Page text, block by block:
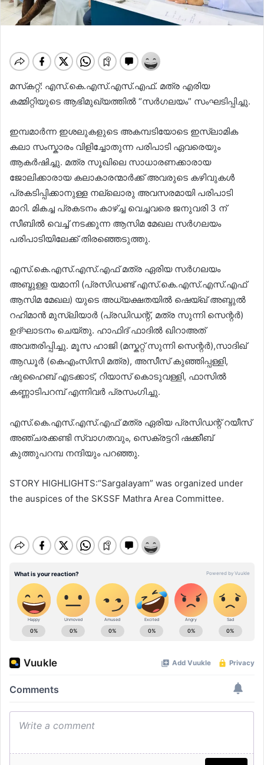
മസ്‌കറ്റ്: എസ്.കെ.എസ്.എസ്.എഫ്. മത്ര എരിയ
കമ്മിറ്റിയുടെ ആഭിമുഖ്യത്തിൽ “സർഗലയം” സംഘടിപ്പിച്ചു.
ഇമ്പമാർന്ന ഇശലുകളുടെ അകമ്പടിയോടെ ഇസ്ലാമിക
കലാ സംസ്കാരം വിളിച്ചോതുന്ന പരിപാടി ഏവരെയും
ആകർഷിച്ചു. മത്ര സൂഖിലെ സാധാരണക്കാരായ
ജോലിക്കാരായ കലാകാരന്മാർക്ക് അവരുടെ കഴിവുകൾ
പ്രകടിപ്പിക്കാനുള്ള നല്ലൊരു അവസരമായി പരിപാടി
മാറി. മികച്ച പ്രകടനം കാഴ്ച്ച വെച്ചവരെ ജനുവരി 3 ന്
സീബിൽ വെച്ച് നടക്കുന്ന ആസിമ മേഖല സർഗലയം
പരിപാടിയിലേക്ക് തിരഞ്ഞെടുത്തു.
എസ്.കെ.എസ്.എസ്.എഫ് മത്ര ഏരിയ സർഗലയം
അബ്ദുള്ള യമാനി (പ്രസിഡണ്ട് എസ്.കെ.എസ്.എസ്.എഫ്
ആസിമ മേഖല) യുടെ അധ്യക്ഷതയിൽ ഷെയ്ഖ് അബ്ദുൽ
റഹിമാൻ മുസ്ലിയാർ (പ്രഡിഡന്റ്, മത്ര സുന്നി സെന്റർ)
ഉദ്ഘാടനം ചെയ്തു. ഹാഫിദ് ഫാദിൽ ഖിറാഅത്
അവതരിപ്പിച്ചു. മൂസ ഹാജി (മസ്കറ്റ് സുന്നി സെന്റർ),സാദിഖ്
ആഡൂർ (കെഎംസിസി മത്ര), അസീസ് കുഞ്ഞിപ്പള്ളി,
ഷുഹൈബ് എടക്കാട്, റിയാസ് കൊടുവള്ളി, ഫാസിൽ
കണ്ണാടിപറമ്പ് എന്നിവർ പ്രസംഗിച്ചു.
എസ്.കെ.എസ്.എസ്.എഫ് മത്ര ഏരിയ പ്രസിഡന്റ് റയീസ്
അഞ്ചരക്കണ്ടി സ്വാഗതവും, സെക്രട്ടറി ഷക്കീബ്
കുത്തുപറമ്പ നന്ദിയും പറഞ്ഞു.
STORY HIGHLIGHTS:“Sargalayam” was organized under
the auspices of the SKSSF Mathra Area Committee.